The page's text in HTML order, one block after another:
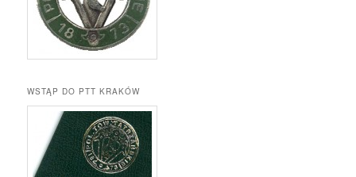
WSTĄP DO PTT KRAKÓW